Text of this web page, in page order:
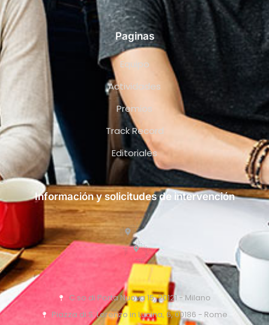
Paginas
Equipo
Actividades
Premios
Track Record
Editoriales
Información y solicitudes de intervención
C.so di Porta Nuova 15, 20121 - Milano
Piazza di S. Lorenzo in Lucina, 6, 00186 - Rome